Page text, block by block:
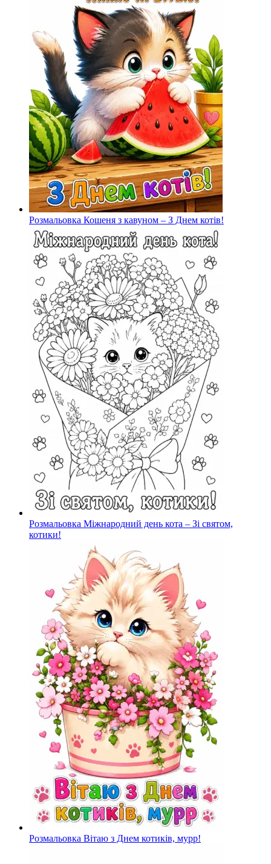
Розмальовка Кошеня з кавуном – З Днем котів!
Розмальовка Міжнародний день кота – Зі святом,
котики!
Розмальовка Вітаю з Днем котиків, мурр!